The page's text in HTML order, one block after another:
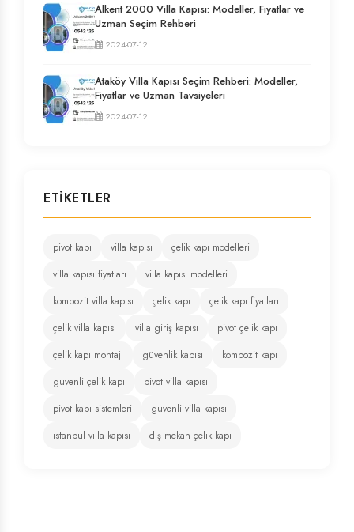
Alkent 2000 Villa Kapısı: Modeller, Fiyatlar ve
Uzman Seçim Rehberi
2024-07-12
Ataköy Villa Kapısı Seçim Rehberi: Modeller,
Fiyatlar ve Uzman Tavsiyeleri
2024-07-12
ETIKETLER
pivot kapı villa kapısı
çelik kapı modelleri
villa kapısı fiyatları
villa kapısı modelleri
kompozit villa kapısı
çelik kapı
çelik kapı fiyatları
çelik villa kapısı
villa giriş kapısı
pivot çelik kapı
çelik kapı montajı
güvenlik kapısı
kompozit kapı
güvenli çelik kapı
pivot villa kapısı
pivot kapı sistemleri
güvenli villa kapısı
istanbul villa kapısı
dış mekan çelik kapı